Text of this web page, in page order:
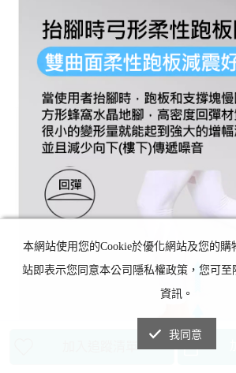
加入追蹤清單
本網站使用您的Cookie於優化網站及您的購
站即表示您同意本公司隱私權政策，您可至
資訊。
我同意